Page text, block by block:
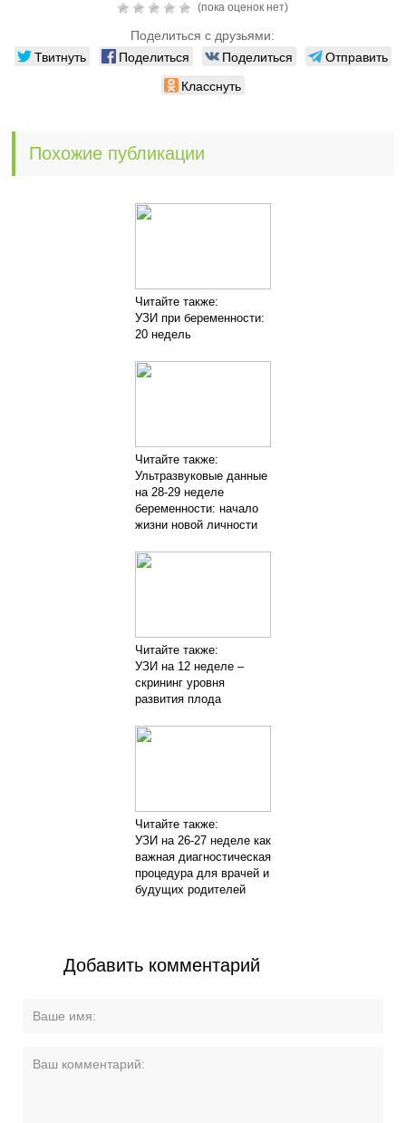
(пока оценок нет)
Поделиться с друзьями:
Твитнуть Поделиться Поделиться
Отправить
Класснуть
Похожие публикации
Читайте также:
УЗИ при беременности:
20 недель
Читайте также:
Ультразвуковые данные
на 28-29 неделе
беременности: начало
жизни новой личности
Читайте также:
УЗИ на 12 неделе –
скрининг уровня
развития плода
Читайте также:
УЗИ на 26-27 неделе как
важная диагностическая
процедура для врачей и
будущих родителей
Добавить комментарий